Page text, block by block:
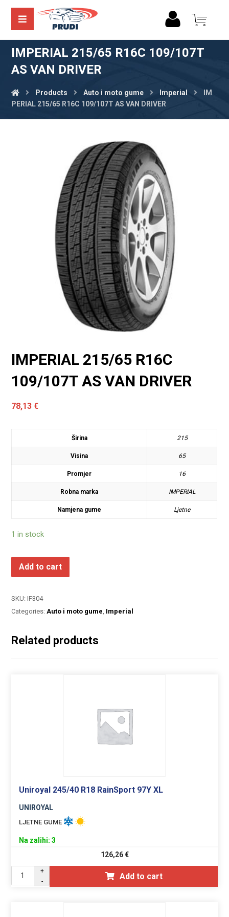
IMPERIAL 215/65 R16C 109/107T
AS VAN DRIVER
Products Auto i moto gume Imperial
IM
PERIAL 215/65 R16C 109/107T AS VAN DRIVER
IMPERIAL 215/65 R16C
109/107T AS VAN DRIVER
78,13€
Širina 215
Visina 65
Promjer 16
Robna marka IMPERIAL
Namjena gume Ljetne
1 in stock
Add to cart
SKU:IF304
Categories:Auto i moto gume, Imperial
Related products
Uniroyal 245/40 R18 RainSport 97Y XL
UNIROYAL
LJETNE GUME
Na zalihi: 3
126,26€
+
-
Add to cart